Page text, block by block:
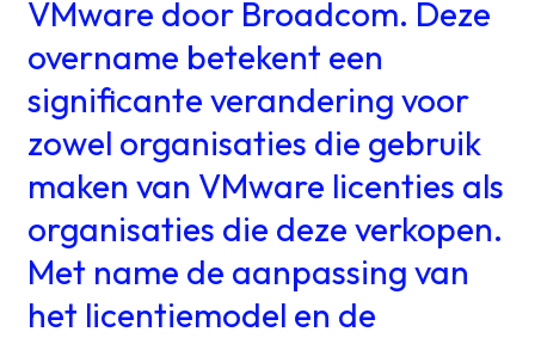
VMware door Broadcom. Deze
overname betekent een
significante verandering voor
zowel organisaties die gebruik
maken van VMware licenties als
organisaties die deze verkopen.
Met name de aanpassing van
het licentiemodel en de